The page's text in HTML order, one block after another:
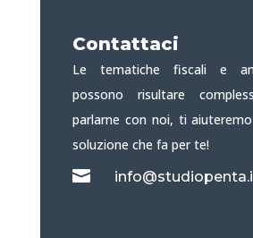
Contattaci
Le tematiche fiscali e
possono risultare
parlarne con noi, ti
soluzione che fa per te!
